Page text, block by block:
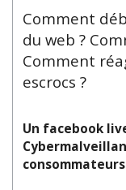
Comment
du web ?
Comment
escrocs ?
Un facebook